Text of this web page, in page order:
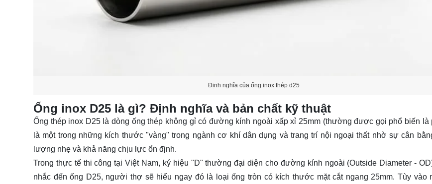
Định nghĩa của ống inox thép d25
Ống inox D25 là gì? Định nghĩa và bản chất kỹ thuật
Ống thép inox D25 là dòng ống thép không gỉ có đường kính ngoài xấp xỉ 25mm (thường được gọi phổ biến là
là một trong những kích thước "vàng" trong ngành cơ khí dân dụng và trang trí nội ngoại thất nhờ sự cân
lượng nhẹ và khả năng chịu lực ổn định.
Trong thực tế thi công tại Việt Nam, ký hiệu "D" thường đại diện cho đường kính ngoài (Outside Diameter -
nhắc đến ống D25, người thợ sẽ hiểu ngay đó là loại ống tròn có kích thước mặt cắt ngang 25mm. Tùy vào